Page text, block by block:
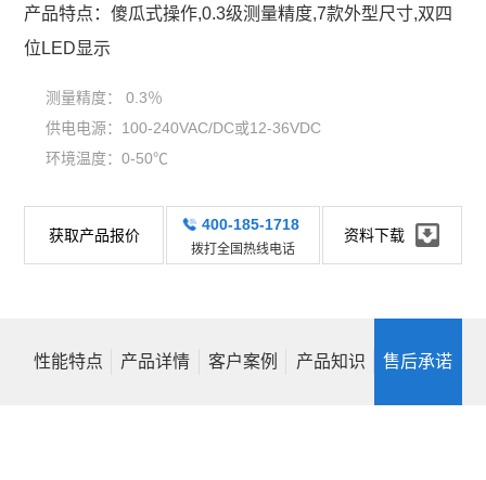
产品特点：傻瓜式操作,0.3级测量精度,7款外型尺寸,双四
位LED显示
测量精度： 0.3％
供电电源：100-240VAC/DC或12-36VDC
环境温度：0-50℃
获取产品报价
400-185-1718
拨打全国热线电话
资料下载
性能特点 产品详情 客户案例 产品知识 售后承诺